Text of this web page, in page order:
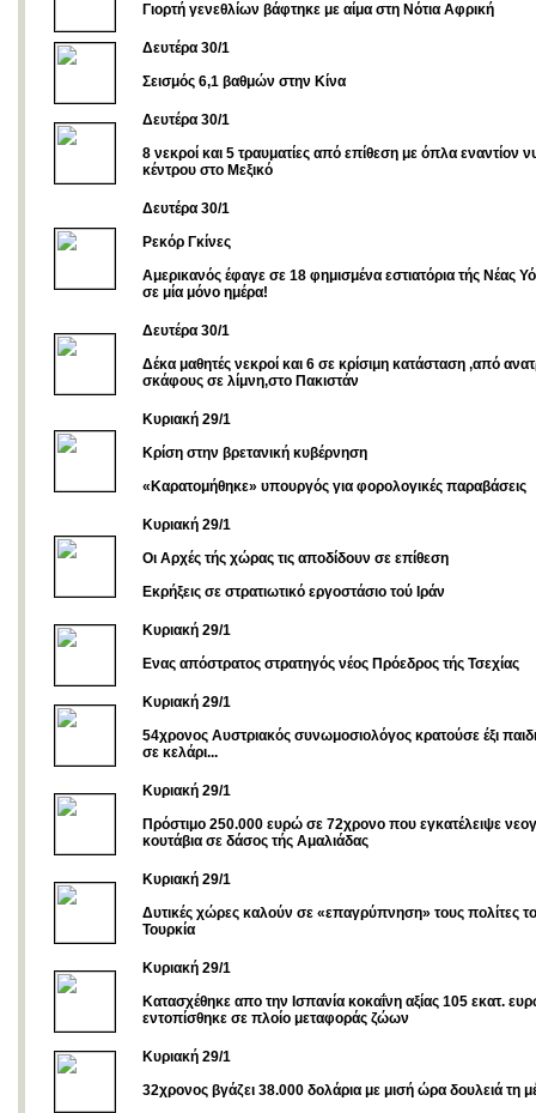
Γιορτή γενεθλίων βάφτηκε με αίμα στη Νότια Αφρική
Δευτέρα 30/1
Σεισμός 6,1 βαθμών στην Κίνα
Δευτέρα 30/1
8 νεκροί και 5 τραυματίες από επίθεση με όπλα εναντίον
κέντρου στο Μεξικό
Δευτέρα 30/1
Ρεκόρ Γκίνες
Αμερικανός έφαγε σε 18 φημισμένα εστιατόρια τής Νέας
σε μία μόνο ημέρα!
Δευτέρα 30/1
Δέκα μαθητές νεκροί και 6 σε κρίσιμη κατάσταση ,από
σκάφους σε λίμνη,στο Πακιστάν
Κυριακή 29/1
Κρίση στην βρετανική κυβέρνηση
«Καρατομήθηκε» υπουργός για φορολογικές παραβάσεις
Κυριακή 29/1
Οι Αρχές τής χώρας τις αποδίδουν σε επίθεση
Eκρήξεις σε στρατιωτικό εργοστάσιο τού Ιράν
Kυριακή 29/1
Ενας απόστρατος στρατηγός νέος Πρόεδρος τής Τσεχίας
Κυριακή 29/1
54χρονος Αυστριακός συνωμοσιολόγος κρατούσε έξι
σε κελάρι...
Κυριακή 29/1
Πρόστιμο 250.000 ευρώ σε 72χρονο που εγκατέλειψε
κουτάβια σε δάσος τής Αμαλιάδας
Κυριακή 29/1
Δυτικές χώρες καλούν σε «επαγρύπνηση» τους πολίτες
Τουρκία
Κυριακή 29/1
Κατασχέθηκε απο την Ισπανία κοκαΐνη αξίας 105 εκατ.
εντοπίσθηκε σε πλοίο μεταφοράς ζώων
Κυριακή 29/1
32χρονος βγάζει 38.000 δολάρια με μισή ώρα δουλειά τη